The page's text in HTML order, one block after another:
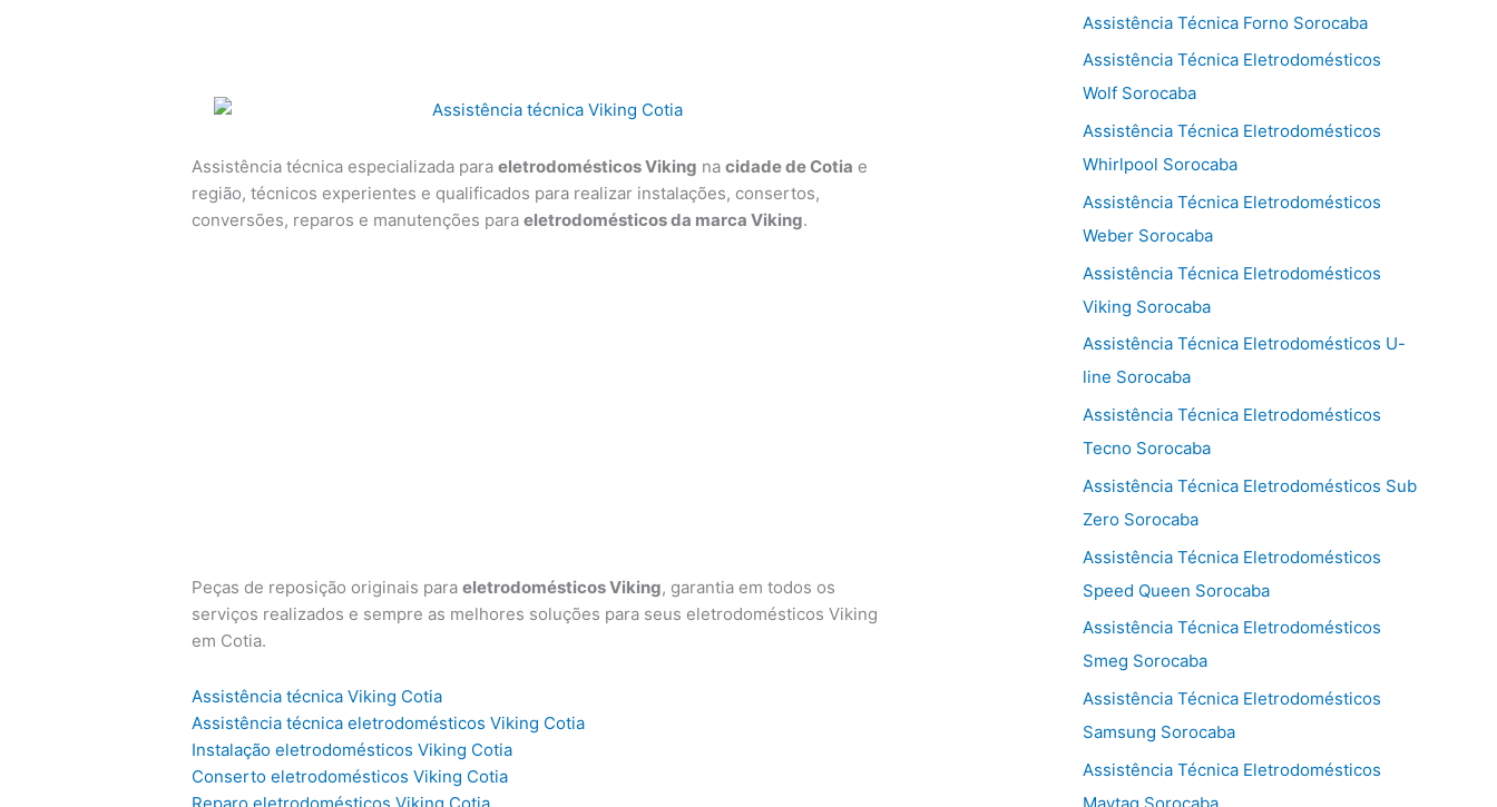
Assistência técnica especializada paraeletrodomésticos Viking nacidade de Cotia e
região, técnicos experientes e qualificados para realizar instalações, consertos,
conversões, reparos e manutenções paraeletrodomésticos da marca Viking.
Peças de reposição originais paraeletrodomésticos Viking, garantia em todos os
serviços realizados e sempre as melhores soluções para seus eletrodomésticos Viking
em Cotia.
Assistência técnica Viking Cotia
Assistência técnica eletrodomésticos Viking Cotia
Instalação eletrodomésticos Viking Cotia
Conserto eletrodomésticos Viking Cotia
Assistência Técnica Forno Sorocaba
Assistência Técnica Eletrodomésticos
Wolf Sorocaba
Assistência Técnica Eletrodomésticos
Whirlpool Sorocaba
Assistência Técnica Eletrodomésticos
Weber Sorocaba
Assistência Técnica Eletrodomésticos
Viking Sorocaba
Assistência Técnica Eletrodomésticos U-
line Sorocaba
Assistência Técnica Eletrodomésticos
Tecno Sorocaba
Assistência Técnica Eletrodomésticos Sub
Zero Sorocaba
Assistência Técnica Eletrodomésticos
Speed Queen Sorocaba
Assistência Técnica Eletrodomésticos
Smeg Sorocaba
Assistência Técnica Eletrodomésticos
Samsung Sorocaba
Assistência Técnica Eletrodomésticos